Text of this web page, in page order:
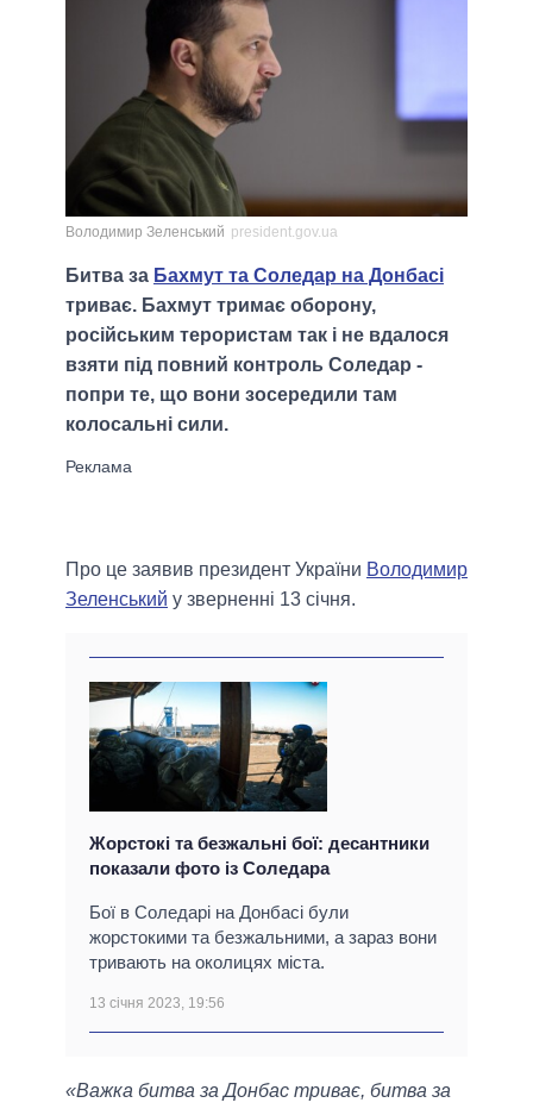
Володимир Зеленський president.gov.ua
Битва за Бахмут та Соледар на Донбасі
триває. Бахмут тримає оборону,
російським терористам так і не вдалося
взяти під повний контроль Соледар -
попри те, що вони зосередили там
колосальні сили.
Про це заявив президент України Володимир
Зеленський у зверненні 13 січня.
Жорстокі та безжальні бої: десантники
показали фото із Соледара
Бої в Соледарі на Донбасі були
жорстокими та безжальними, а зараз вони
тривають на околицях міста.
13 січня 2023, 19:56
«Важка битва за Донбас триває, битва за